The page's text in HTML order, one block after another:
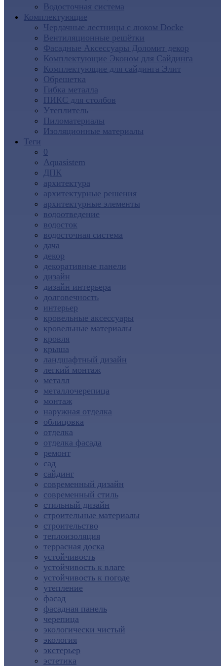
Водосточная система
Комплектующие
Чердачные лестницы с люком Docke
Вентиляционные решётки
Фасадные Аксессуары Доломит декор
Комплектующие Эконом для Сайдинга
Комплектующие для cайдинга Элит
Обрешетка
Гибка металла
ПИКС для столбов
Утеплитель
Пиломатериалы
Изоляционные материалы
Теги
0
Aquasistem
ДПК
архитектура
архитектурные решения
архитектурные элементы
водоотведение
водосток
водосточная система
дача
декор
декоративные панели
дизайн
дизайн интерьера
долговечность
интерьер
кровельные аксессуары
кровельные материалы
кровля
крыша
ландшафтный дизайн
легкий монтаж
металл
металлочерепица
монтаж
наружная отделка
облицовка
отделка
отделка фасада
ремонт
сад
сайдинг
современный дизайн
современный стиль
стильный дизайн
строительные материалы
строительство
теплоизоляция
террасная доска
устойчивость
устойчивость к влаге
устойчивость к погоде
утепление
фасад
фасадная панель
черепица
экологически чистый
экология
экстерьер
эстетика